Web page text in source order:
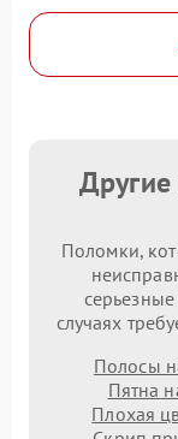
Поломки,
случаях
Полосы
Пятна
Плохая